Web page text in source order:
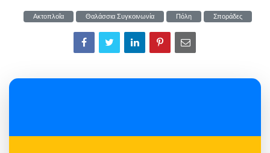
Ακτοπλοΐα Θαλάσσια Συγκοινωνία Πόλη Σποράδες